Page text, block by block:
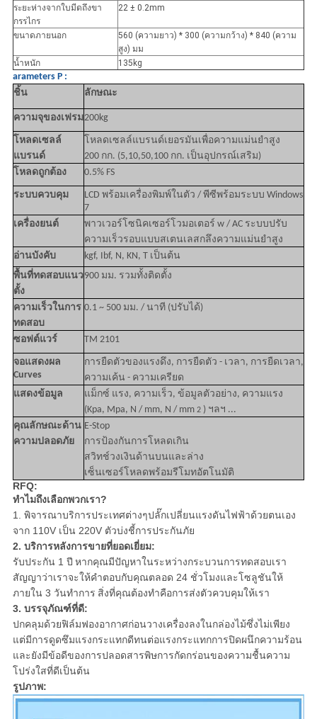
ระยะห่างจากใบมีดถึงขา
กรรไกร
22 ± 0.2mm
ขนาดภายนอก
560 (ความยาว) * 300 (ความกว้าง) * 840 (ความ
สูง) มม
น้ำหนัก
135kg
arameters P :
ชิ้น
ลักษณะ
ความจุของเฟรม200kg
โหลดเซลล์
แบรนด์
โหลดเซลล์แบรนด์เยอรมันเพื่อความแม่นยำสูง
200 กก. (5,10,50,100 กก. เป็นอุปกรณ์เสริม)
โหลดถูกต้อง
0.5% FS
ระบบควบคุม
LCD พร้อมเครื่องพิมพ์ในตัว / พีซีพร้อมระบบ Windows
7
เครื่องยนต์
พาวเวอร์โซนิคเซอร์โวมอเตอร์ w / AC ระบบปรับ
ความเร็วรอบแบบสเตนเลสกลึงความแม่นยำสูง
อ่านบังคับ
kgf, Ibf, N, KN, T เป็นต้น
พื้นที่ทดสอบแนว
ตั้ง
900 มม. รวมทั้งติดตั้ง
ความเร็วในการ
ทดสอบ
0.1 ~ 500 มม. / นาที (ปรับได้)
ซอฟต์แวร์ TM 2101
จอแสดงผล
Curves
การยืดตัวของแรงดึง, การยืดตัว - เวลา, การยืดเวลา,
ความเค้น - ความเครียด
แสดงข้อมูล
แม็กซ์ แรง, ความเร็ว, ข้อมูลตัวอย่าง, ความแรง
(Kpa, Mpa, N / mm, N / mm 2 ) ฯลฯ ...
คุณลักษณะด้าน
ความปลอดภัย
E-Stop
การป้องกันการโหลดเกิน
สวิทช์วงเงินด้านบนและล่าง
เซ็นเซอร์โหลดพร้อมรีโมทอัตโนมัติ
RFQ:
ทำไมถึงเลือกพวกเรา?
1. พิจารณาบริการประเทศต่างๆปลั๊กเปลี่ยนแรงดันไฟฟ้าด้วยตนเอง
จาก 110V เป็น 220V ตัวบ่งชี้การประกันภัย
2. บริการหลังการขายที่ยอดเยี่ยม:
รับประกัน 1 ปี หากคุณมีปัญหาในระหว่างกระบวนการทดสอบเรา
สัญญาว่าเราจะให้คำตอบกับคุณตลอด 24 ชั่วโมงและโซลูชันให้
ภายใน 3 วันทำการ สิ่งที่คุณต้องทำคือการส่งตัวควบคุมให้เรา
3. บรรจุภัณฑ์ที่ดี:
ปกคลุมด้วยฟิล์มฟองอากาศก่อนวางเครื่องลงในกล่องไม้ซึ่งไม่เพียง
แต่มีการดูดซึมแรงกระแทกดีทนต่อแรงกระแทกการปิดผนึกความร้อน
และยังมีข้อดีของการปลอดสารพิษการกัดกร่อนของความชื้นความ
โปร่งใสที่ดีเป็นต้น
รูปภาพ: